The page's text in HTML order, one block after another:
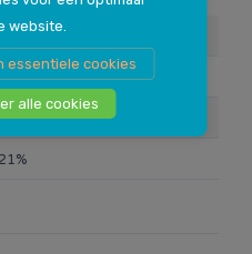
website.
essentiele cookies
alle cookies
van 225 graden.
21%